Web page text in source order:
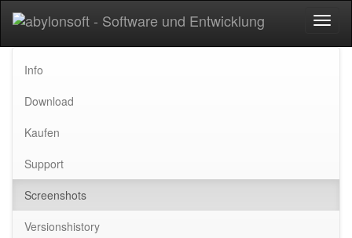
Info
Download
Kaufen
Support
Screenshots
Versionshistory